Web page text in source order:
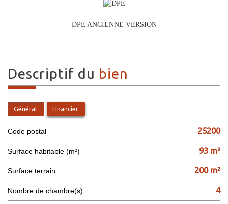
DPE ANCIENNE VERSION
descriptif du bien
Général Financier
Code postal 25200
Surface habitable (m²) 93 m²
surface terrain 200 m²
Nombre de chambre(s) 4